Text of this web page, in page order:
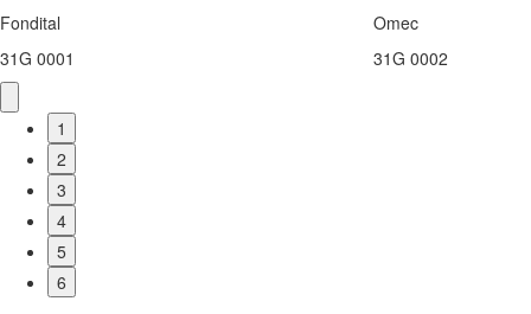
Fondital
31G 0001
Omec
31G 0002
1
2
3
4
5
6